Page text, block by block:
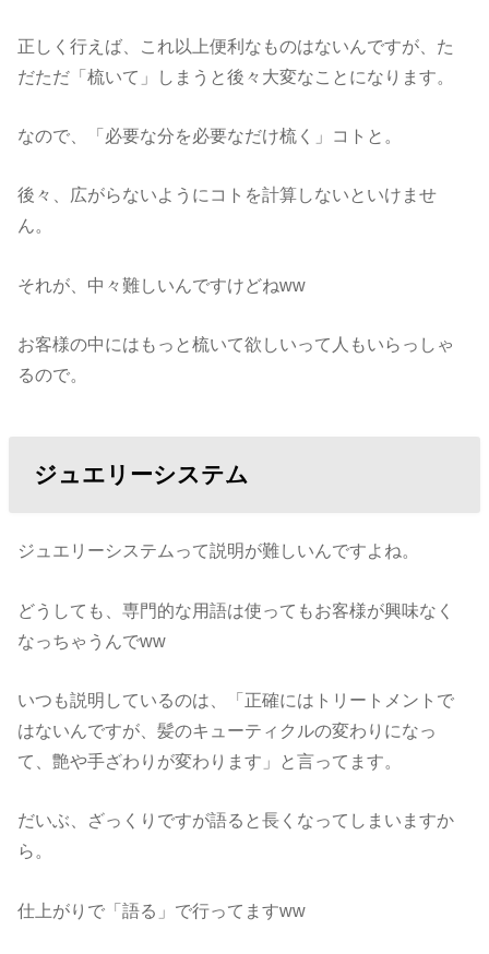
正しく行えば、これ以上便利なものはないんですが、た
だただ「梳いて」しまうと後々大変なことになります。
なので、「必要な分を必要なだけ梳く」コトと。
後々、広がらないようにコトを計算しないといけませ
ん。
それが、中々難しいんですけどねww
お客様の中にはもっと梳いて欲しいって人もいらっしゃ
るので。
ジュエリーシステム
ジュエリーシステムって説明が難しいんですよね。
どうしても、専門的な用語は使ってもお客様が興味なく
なっちゃうんでww
いつも説明しているのは、「正確にはトリートメントで
はないんですが、髪のキューティクルの変わりになっ
て、艶や手ざわりが変わります」と言ってます。
だいぶ、ざっくりですが語ると長くなってしまいますか
ら。
仕上がりで「語る」で行ってますww